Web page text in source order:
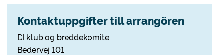
Kontaktuppgifter till arrangören
DI klub og breddekomite
Bedervej 101